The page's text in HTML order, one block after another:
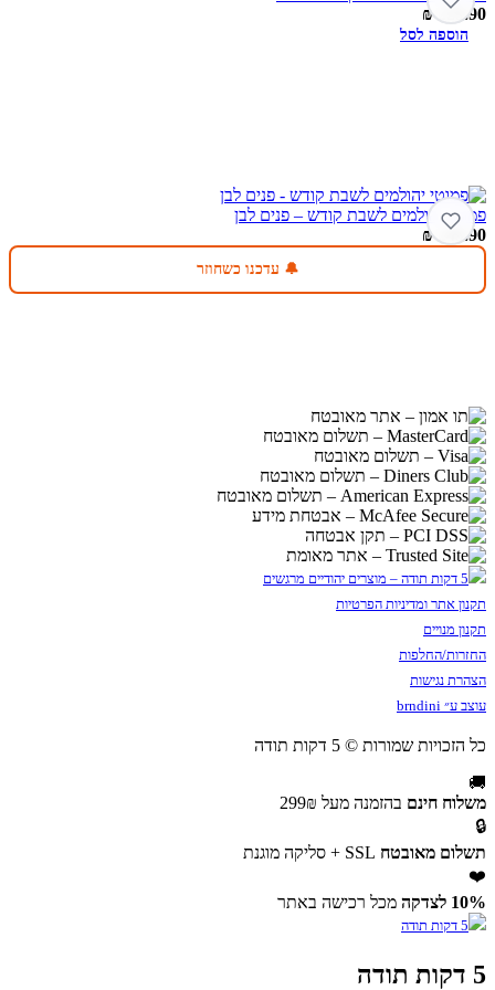
229.90
₪
הוספה לסל
פמוטי יהולמים לשבת קודש – פנים לבן
249.90
₪
🔔 עדכנו כשחוזר
תקנון אתר ומדיניות הפרטיות
תקנון מנויים
החזרות/החלפות
הצהרת נגישות
עוצב ע״ brndini
כל הזכויות שמורות © 5 דקות תודה
🚚
משלוח חינם בהזמנה מעל 299₪
🔒
תשלום מאובטח SSL + סליקה מוגנת
❤️
10% לצדקה
מכל רכישה באתר
5 דקות תודה